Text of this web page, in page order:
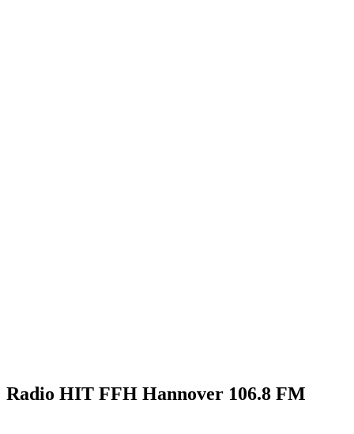
Radio HIT FFH Hannover 106.8 FM